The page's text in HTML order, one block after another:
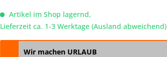
Artikel im Shop lagernd,
Lieferzeit ca. 1-3 Werktage (Ausland abweichend)
Wir machen URLAUB